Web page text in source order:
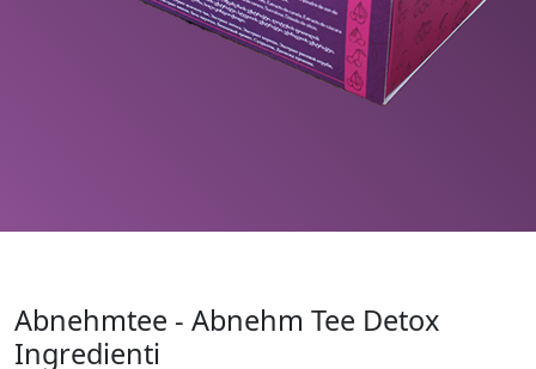
Abnehmtee - Abnehm Tee Detox
Ingredienti